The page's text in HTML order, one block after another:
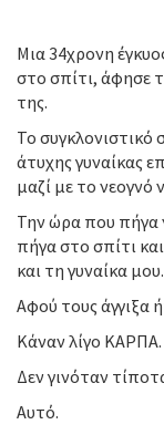
Μια 34χρονη
στο σπίτι, άφησε
της.
Το συγκλονιστικό
άτυχης γυναίκας
μαζί με το νεογνό
Την ώρα που πήγα
πήγα στο σπίτι
και τη γυναίκα μου.
Αφού τους άγγιξα
Κάναν λίγο ΚΑΡΠΑ.
Δεν γινόταν
Αυτό.